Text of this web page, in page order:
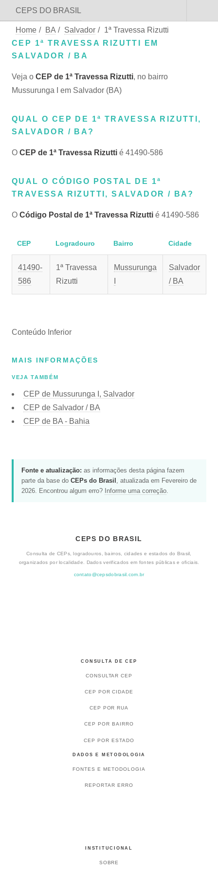
CEPS DO BRASIL
Home / BA / Salvador / 1ª Travessa Rizutti
CEP 1ª TRAVESSA RIZUTTI EM
SALVADOR / BA
Veja o CEP de 1ª Travessa Rizutti, no bairro
Mussurunga I em Salvador (BA)
QUAL O CEP DE 1ª TRAVESSA RIZUTTI,
SALVADOR / BA?
O CEP de 1ª Travessa Rizutti é 41490-586
QUAL O CÓDIGO POSTAL DE 1ª
TRAVESSA RIZUTTI, SALVADOR / BA?
O Código Postal de 1ª Travessa Rizutti é 41490-586
CEP Logradouro Bairro Cidade
41490-
586
1ª Travessa
Rizutti
Mussurunga
Salvador
/ BA
Conteúdo Inferior
MAIS INFORMAÇÕES
VEJA TAMBÉM
CEP de Mussurunga I, Salvador
CEP de Salvador / BA
CEP de BA - Bahia
Fonte e atualização: as informações desta página fazem
parte da base do CEPs do Brasil , atualizada em Fevereiro de
2026. Encontrou algum erro? Informe uma correção.
CEPS DO BRASIL
Consulta de CEPs, logradouros, bairros, cidades e estados do Brasil,
organizados por localidade. Dados verificados em fontes públicas e oficiais.
contato@cepsdobrasil.com.br
CONSULTA DE CEP
CONSULTAR CEP
CEP POR CIDADE
CEP POR RUA
CEP POR BAIRRO
CEP POR ESTADO
DADOS E METODOLOGIA
FONTES E METODOLOGIA
REPORTAR ERRO
INSTITUCIONAL
SOBRE